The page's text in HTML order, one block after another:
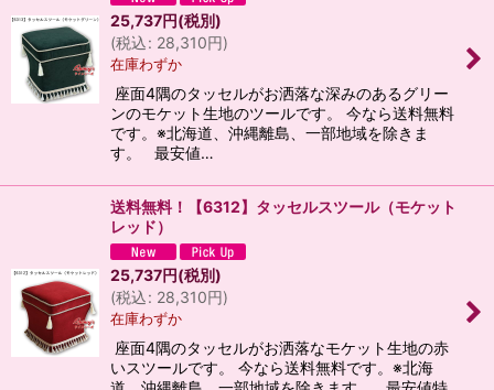
25,737円(税別)
(税込: 28,310円)
在庫わずか
座面4隅のタッセルがお洒落な深みのあるグリー
ンのモケット生地のツールです。 今なら送料無料
です。※北海道、沖縄離島、一部地域を除きま
す。 最安値…
送料無料！【6312】タッセルスツール（モケット
レッド）
25,737円(税別)
(税込: 28,310円)
在庫わずか
座面4隅のタッセルがお洒落なモケット生地の赤
いスツールです。 今なら送料無料です。※北海